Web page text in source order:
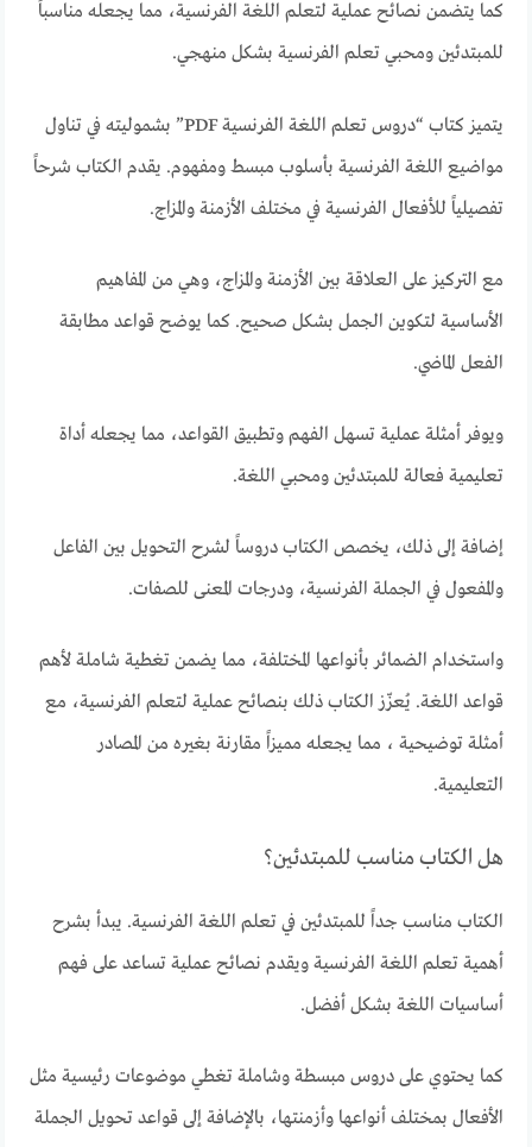
كما يتضمن نصائح عملية لتعلم اللغة الفرنسية، مما يجعله مناسباً
للمبتدئين ومحبي تعلم الفرنسية بشكل منهجي.
يتميز كتاب “دروس تعلم اللغة الفرنسية PDF” بشموليته في تناول
مواضيع اللغة الفرنسية بأسلوب مبسط ومفهوم. يقدم الكتاب شرحاً
تفصيلياً للأفعال الفرنسية في مختلف الأزمنة والمزاج.
مع التركيز على العلاقة بين الأزمنة والمزاج، وهي من المفاهيم
الأساسية لتكوين الجمل بشكل صحيح. كما يوضح قواعد مطابقة
الفعل الماضي.
ويوفر أمثلة عملية تسهل الفهم وتطبيق القواعد، مما يجعله أداة
تعليمية فعالة للمبتدئين ومحبي اللغة.
إضافة إلى ذلك، يخصص الكتاب دروساً لشرح التحويل بين الفاعل
والمفعول في الجملة الفرنسية، ودرجات المعنى للصفات.
واستخدام الضمائر بأنواعها المختلفة، مما يضمن تغطية شاملة لأهم
قواعد اللغة. يُعزّز الكتاب ذلك بنصائح عملية لتعلم الفرنسية، مع
أمثلة توضيحية ، مما يجعله مميزاً مقارنة بغيره من المصادر
التعليمية.
هل الكتاب مناسب للمبتدئين؟
الكتاب مناسب جداً للمبتدئين في تعلم اللغة الفرنسية. يبدأ بشرح
أهمية تعلم اللغة الفرنسية ويقدم نصائح عملية تساعد على فهم
أساسيات اللغة بشكل أفضل.
كما يحتوي على دروس مبسطة وشاملة تغطي موضوعات رئيسية مثل
الأفعال بمختلف أنواعها وأزمنتها، بالإضافة إلى قواعد تحويل الجملة